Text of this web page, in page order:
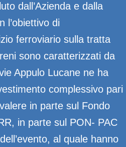
dall’Azienda e dalla
l’obiettivo di
ferroviario sulla tratta
sono caratterizzati da
Appulo Lucane ne ha
complessivo pari
in parte sul Fondo
in parte sul PON- PAC
al quale hanno